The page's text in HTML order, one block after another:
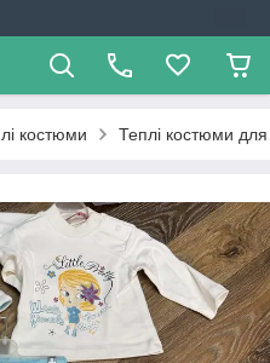
костюми Теплі костюми для